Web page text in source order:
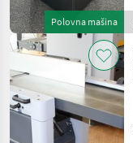
Polovna mašina